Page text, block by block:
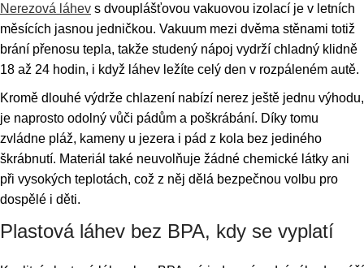
Nerezová láhev s dvouplášťovou vakuovou izolací je v letních
měsících jasnou jedničkou. Vakuum mezi dvěma stěnami totiž
brání přenosu tepla, takže studený nápoj vydrží chladný klidně
18 až 24 hodin, i když láhev ležíte celý den v rozpáleném autě.
Kromě dlouhé výdrže chlazení nabízí nerez ještě jednu výhodu,
je naprosto odolný vůči pádům a poškrábání. Díky tomu
zvládne pláž, kameny u jezera i pád z kola bez jediného
škrábnutí. Materiál také neuvolňuje žádné chemické látky ani
při vysokých teplotách, což z něj dělá bezpečnou volbu pro
dospělé i děti.
Plastová láhev bez BPA, kdy se vyplatí